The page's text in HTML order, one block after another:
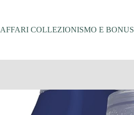
AFFARI COLLEZIONISMO E BONUS